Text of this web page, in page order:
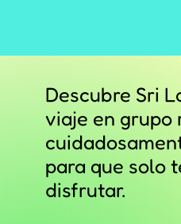
Descubre Sri
viaje en grupo
para que solo
disfrutar.